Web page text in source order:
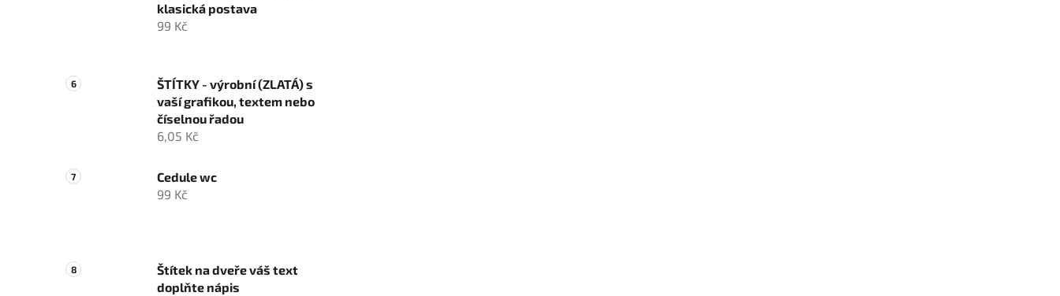
klasická postava
99 Kč
ŠTÍTKY - výrobní (ZLATÁ) s
vaší grafikou, textem nebo
číselnou řadou
6,05 Kč
Cedule wc
99 Kč
Štítek na dveře váš text
doplňte nápis